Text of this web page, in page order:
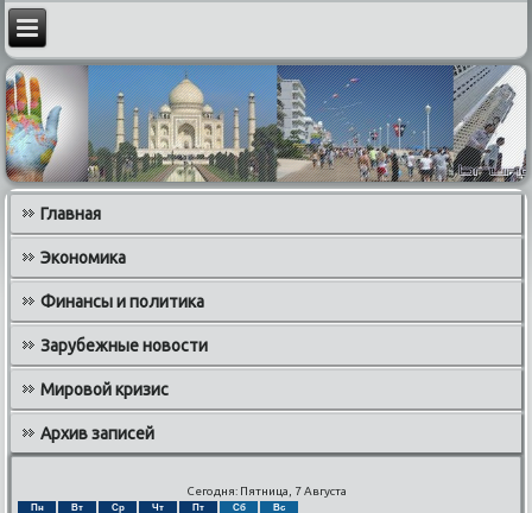
Главная
Экономика
Финансы и политика
Зарубежные новости
Мировой кризис
Архив записей
Сегодня: Пятница, 7 Августа
Пн Вт Ср Чт Пт Сб Вс